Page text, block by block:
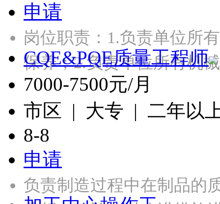
申请
岗位职责：1.负责单位所
保养；2.负责单位所有机
CQE&PQE质量工程师
7000-7500元/月
市区 | 大专 | 二年以
8-8
申请
负责制造过程中在制品的